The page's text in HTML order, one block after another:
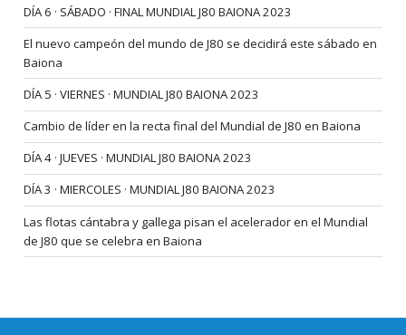
DÍA 6 · SÁBADO · FINAL MUNDIAL J80 BAIONA 2023
El nuevo campeón del mundo de J80 se decidirá este sábado en
Baiona
DÍA 5 · VIERNES · MUNDIAL J80 BAIONA 2023
Cambio de líder en la recta final del Mundial de J80 en Baiona
DÍA 4 · JUEVES · MUNDIAL J80 BAIONA 2023
DÍA 3 · MIERCOLES · MUNDIAL J80 BAIONA 2023
Las flotas cántabra y gallega pisan el acelerador en el Mundial
de J80 que se celebra en Baiona